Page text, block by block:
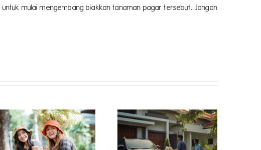
mulai mengembang biakkan tanaman pagar tersebut. Jangan